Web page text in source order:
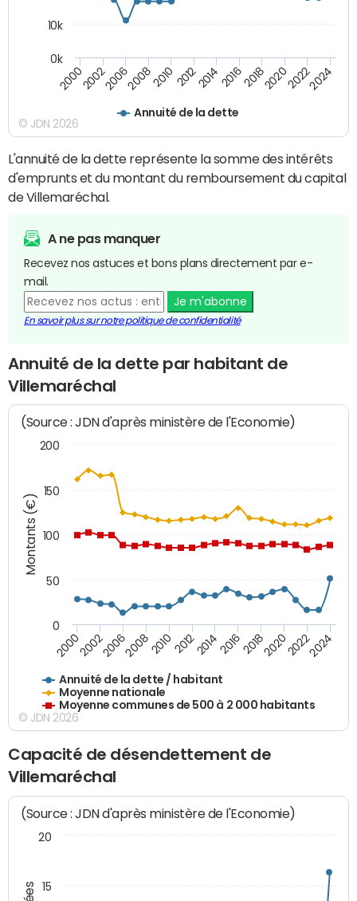
Annuité de la dette
20002002200620082010 2012201420162018202020222024
0k
10k
© JDN 2026
L'annuité de la dette représente la somme des intérêts
d'emprunts et du montant du remboursement du capital
de Villemaréchal.
A ne pas manquer
Recevez nos astuces et bons plans directement par e-
mail.
Je m'abonne
En savoir plus sur notre politique de confidentialité
Annuité de la dette par habitant de
Villemaréchal
Montants (€)
(Source : JDN d'après ministère de l'Economie)
Annuité de la dette / habitant
Moyenne nationale
Moyenne communes de 500 à 2 000 habitants
200020022006200820102012201420162018202020222024
0
50
100
150
200
© JDN 2026
Capacité de désendettement de
Villemaréchal
(Source : JDN d'après ministère de l'Economie)
15
20